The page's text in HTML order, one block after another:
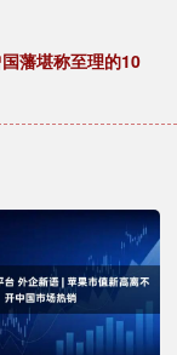
藩堪称至理的10